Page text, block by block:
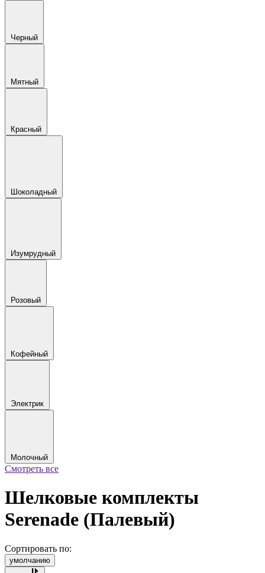
Черный
Мятный
Красный
Шоколадный
Изумрудный
Розовый
Кофейный
Электрик
Молочный
Смотреть все
Шелковые комплекты
Serenade (Палевый)
Сортировать по:
умолчанию